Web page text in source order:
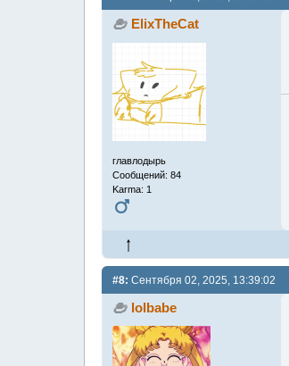
ElixTheCat
главлодырь
Сообщений: 84
Karma: 1
#8: Сентября 02, 2025, 13:39:02
lolbabe